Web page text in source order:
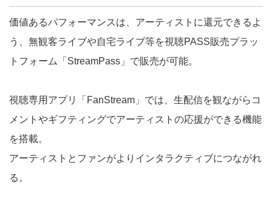
価値あるパフォーマンスは、アーティストに還元できるよ
う、無観客ライブや自宅ライブ等を視聴PASS販売プラッ
トフォーム「StreamPass」で販売が可能。
視聴専用アプリ「FanStream」では、生配信を観ながらコ
メントやギフティングでアーティストの応援ができる機能
を搭載。
アーティストとファンがよりインタラクティブにつながれ
る。